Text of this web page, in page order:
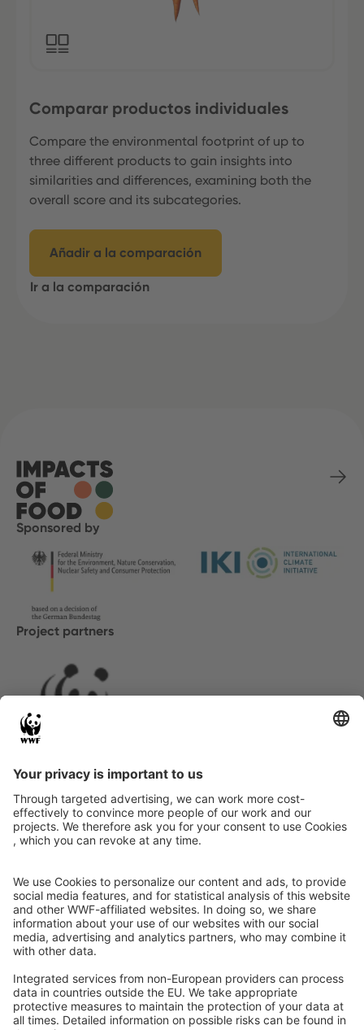
Comparar productos individuales
Compare the environmental footprint of up to
three different products to gain insights into
similarities and differences, examining both the
overall score and its subcategories.
Añadir a la comparación
Ir a la comparación
Sponsored by
Project partners
InstagramFacebookXLinkedIn